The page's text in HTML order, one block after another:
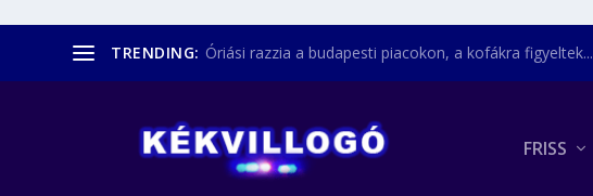
TRENDING: Óriási razzia a budapesti piacokon, a kofákra figyeltek...
FRISS